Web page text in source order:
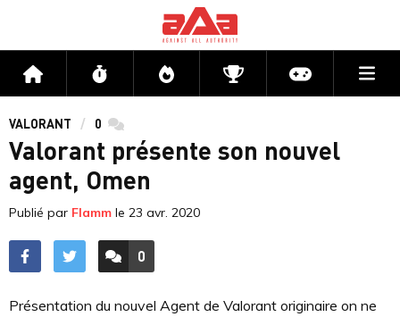
Accueil Flux Directs CompétitionsActu jeux
VALORANT 0 commentaires
Valorant présente son nouvel
agent, Omen
Publié par Flamm le 23 avr. 2020
ACCÉDER AUX
0
COMMENTAIRES
Présentation du nouvel Agent de Valorant originaire on ne